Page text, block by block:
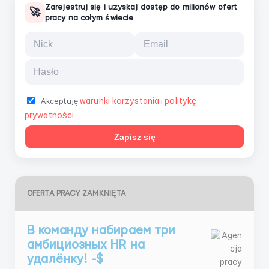
🚀
Zarejestruj się i uzyskaj dostęp do milionów ofert
pracy na całym świecie
Akceptujęwarunki korzystania ipolitykę
prywatności
Zapisz się
OFERTA PRACY ZAMKNIĘTA
В команду набираем три
амбициозных HR на
удалёнку! -$